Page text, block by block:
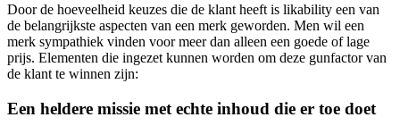
Door de hoeveelheid keuzes die de klant heeft is likability een van
de belangrijkste aspecten van een merk geworden. Men wil een
merk sympathiek vinden voor meer dan alleen een goede of lage
prijs. Elementen die ingezet kunnen worden om deze gunfactor van
de klant te winnen zijn:
Een heldere missie met echte inhoud die er toe doet